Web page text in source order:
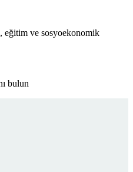
eğitim ve sosyoekonomik
bulun